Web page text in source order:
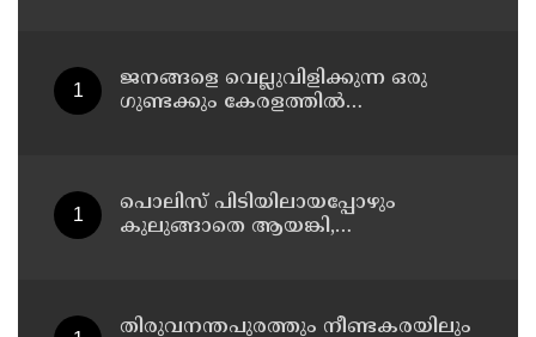
ജനങ്ങളെ വെല്ലുവിളിക്കുന്ന ഒരു
ഗുണ്ടക്കും കേരളത്തില്‍
പൊലിസ് പിടിയിലായപ്പോഴും
കുലുങ്ങാതെ ആയങ്കി,
തിരുവനന്തപുരത്തും നീണ്ടകരയിലും